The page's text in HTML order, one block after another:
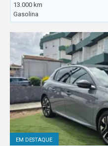
13.000 km
Gasolina
EM DESTAQUE